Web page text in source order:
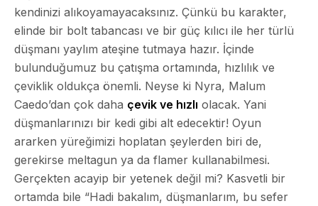
kendinizi alıkoyamayacaksınız. Çünkü bu karakter,
elinde bir bolt tabancası ve bir güç kılıcı ile her türlü
düşmanı yaylım ateşine tutmaya hazır. İçinde
bulunduğumuz bu çatışma ortamında, hızlılık ve
çeviklik oldukça önemli. Neyse ki Nyra, Malum
Caedo’dan çok daha çevik ve hızlı olacak. Yani
düşmanlarınızı bir kedi gibi alt edecektir! Oyun
ararken yüreğimizi hoplatan şeylerden biri de,
gerekirse meltagun ya da flamer kullanabilmesi.
Gerçekten acayip bir yetenek değil mi? Kasvetli bir
ortamda bile “Hadi bakalım, düşmanlarım, bu sefer